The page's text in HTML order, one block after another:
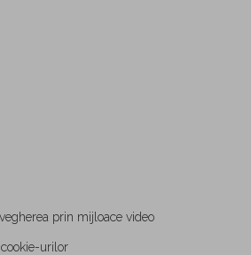
prin mijloace video
urilor